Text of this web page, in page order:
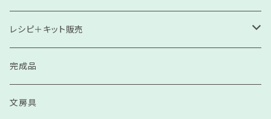
高級ソサ
細紐（モッコリクン・ネックレス紐）
コンソサ
刺繍飾り
スル（房）
天然石
レシピ＋キット販売
見本
リピート用
完成品
文房具